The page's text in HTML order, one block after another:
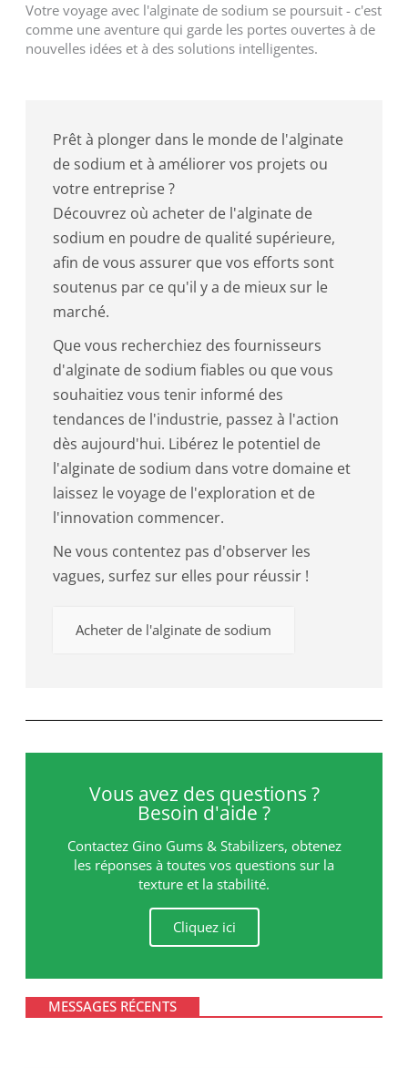
Votre voyage avec l'alginate de sodium se poursuit - c'est
comme une aventure qui garde les portes ouvertes à de
nouvelles idées et à des solutions intelligentes.
Prêt à plonger dans le monde de l'alginate
de sodium et à améliorer vos projets ou
votre entreprise ?
Découvrez où acheter de l'alginate de
sodium en poudre de qualité supérieure,
afin de vous assurer que vos efforts sont
soutenus par ce qu'il y a de mieux sur le
marché.
Que vous recherchiez des fournisseurs
d'alginate de sodium fiables ou que vous
souhaitiez vous tenir informé des
tendances de l'industrie, passez à l'action
dès aujourd'hui. Libérez le potentiel de
l'alginate de sodium dans votre domaine et
laissez le voyage de l'exploration et de
l'innovation commencer.
Ne vous contentez pas d'observer les
vagues, surfez sur elles pour réussir !
Acheter de l'alginate de sodium
Vous avez des questions ?
Besoin d'aide ?
Contactez Gino Gums & Stabilizers, obtenez
les réponses à toutes vos questions sur la
texture et la stabilité.
Cliquez ici
MESSAGES RÉCENTS